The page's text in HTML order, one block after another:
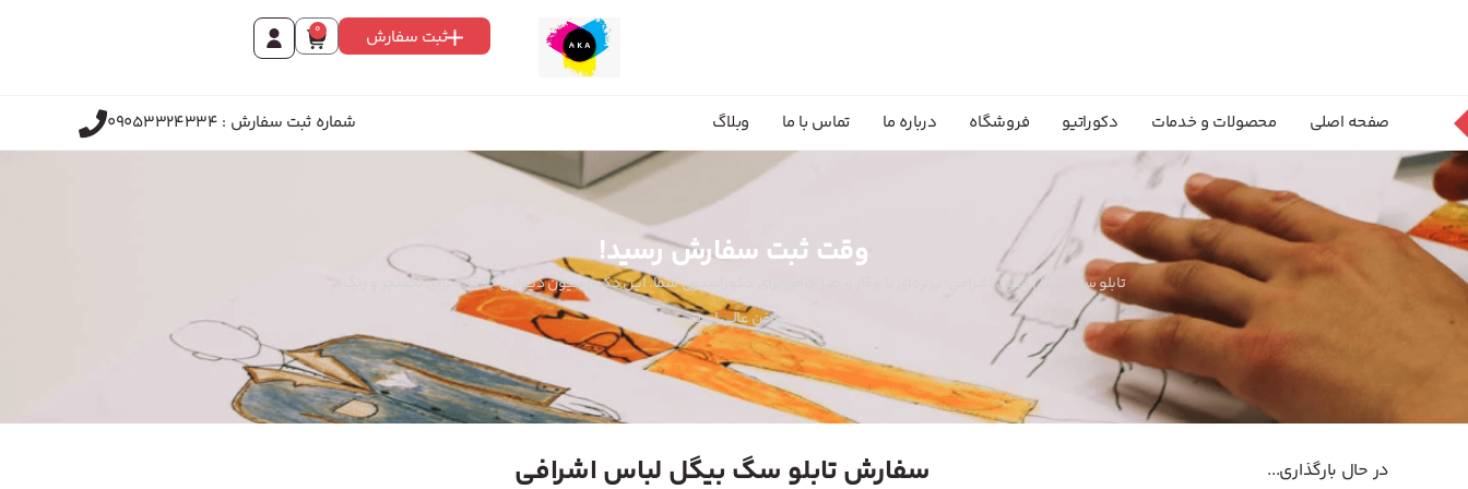
ثبت سفارش 0
صفحه اصلی محصولات و خدمات دکوراتیو فروشگاه درباره ما تماس با ما وبلاگ شماره ثبت سفارش : 09053324334
وقت ثبت سفارش رسید!
تابلو سگ بیگل لباس اشرافی: پرتره‌ای با وقار و طنز خاص برای دکوراسیون شما. این دکوراسیون دیواری خلاقانه برای تکسچر و رنگ
روغن عالی است.
در حال بارگذاری... سفارش تابلو سگ بیگل لباس اشرافی